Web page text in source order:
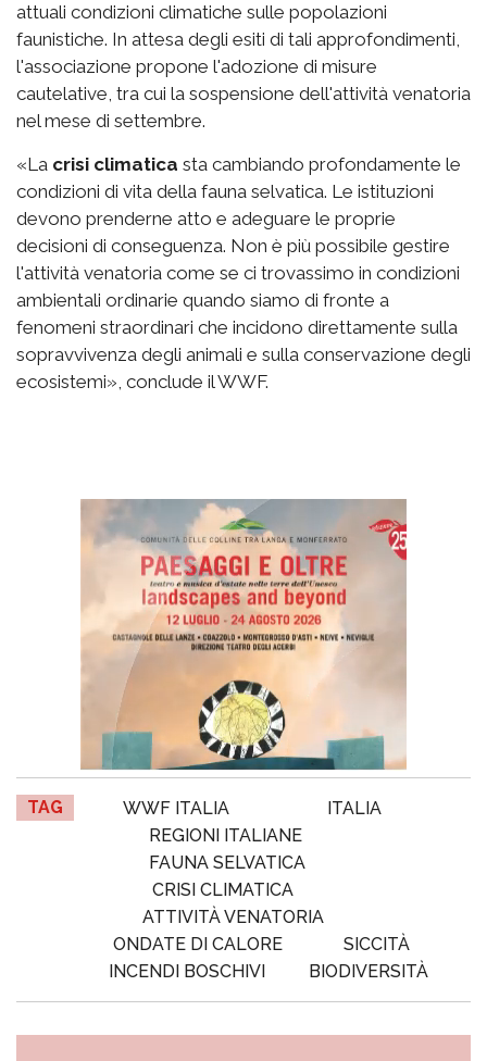
attuali condizioni climatiche sulle popolazioni
faunistiche. In attesa degli esiti di tali approfondimenti,
l'associazione propone l'adozione di misure
cautelative, tra cui la sospensione dell'attività venatoria
nel mese di settembre.
«La crisi climatica sta cambiando profondamente le
condizioni di vita della fauna selvatica. Le istituzioni
devono prenderne atto e adeguare le proprie
decisioni di conseguenza. Non è più possibile gestire
l'attività venatoria come se ci trovassimo in condizioni
ambientali ordinarie quando siamo di fronte a
fenomeni straordinari che incidono direttamente sulla
sopravvivenza degli animali e sulla conservazione degli
ecosistemi», conclude il WWF.
TAG WWF ITALIA
ITALIA
REGIONI ITALIANE
FAUNA SELVATICA
CRISI CLIMATICA
ATTIVITÀ VENATORIA
ONDATE DI CALORE
SICCITÀ
INCENDI BOSCHIVI
BIODIVERSITÀ